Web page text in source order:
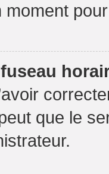
moment
que le